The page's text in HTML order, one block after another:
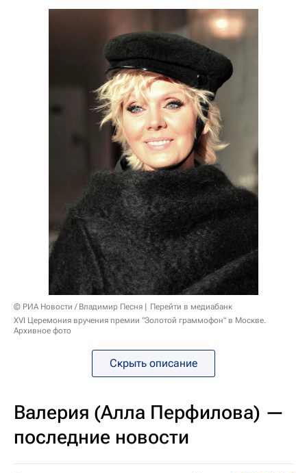
© РИА Новости / Владимир Песня
Перейти в медиабанк
XVI Церемония вручения премии "Золотой граммофон" в Москве.
Архивное фото
Скрыть описание
Валерия (Алла Перфилова) —
последние новости